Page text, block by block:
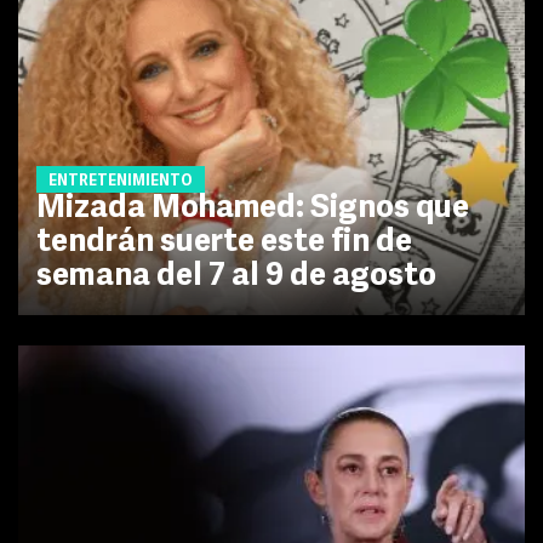
ENTRETENIMIENTO
Mizada Mohamed: Signos que
tendrán suerte este fin de
semana del 7 al 9 de agosto